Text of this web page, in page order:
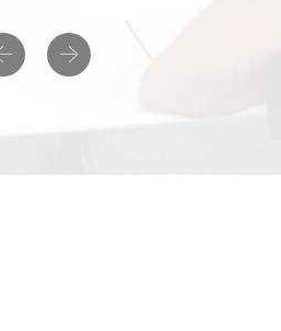
PreviousNext